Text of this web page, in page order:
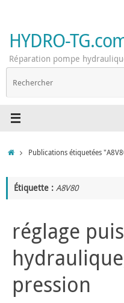
contenu
HYDRO-
Réparation pompe
AccueilPublications étiquetées
Étiquette : A8V80
réglage
pression